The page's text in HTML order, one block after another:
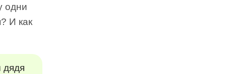
одни
И как
дядя